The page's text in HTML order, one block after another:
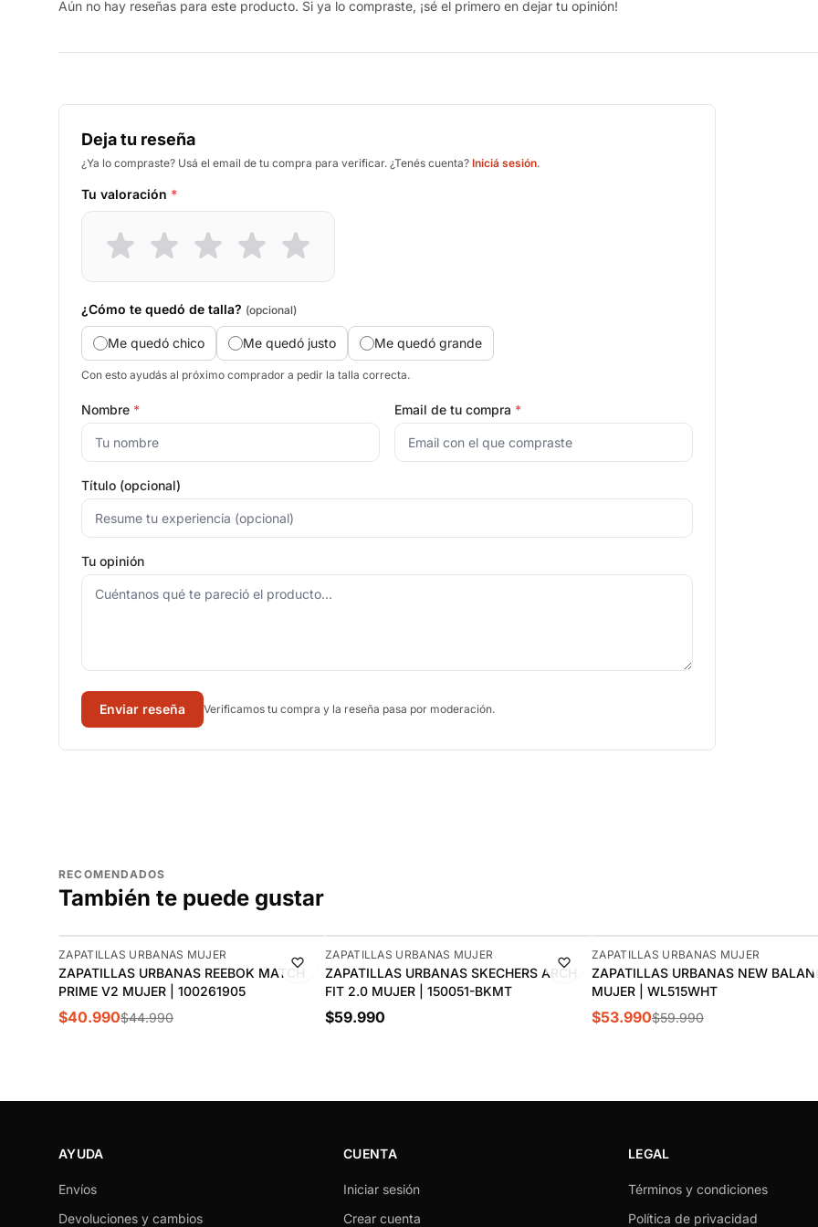
Aún no hay reseñas para este producto. Si ya lo compraste, ¡sé el primero en dejar tu opinión!
Deja tu reseña
¿Ya lo compraste? Usá el email de tu compra para verificar. ¿Tenés cuenta? Iniciá sesión.
Tu valoración *
¿Cómo te quedó de talla? (opcional)
Me quedó chico Me quedó justo Me quedó grande
Con esto ayudás al próximo comprador a pedir la talla correcta.
Nombre * Email de tu compra *
Título (opcional)
Tu opinión
Enviar reseña Verificamos tu compra y la reseña pasa por moderación.
RECOMENDADOS
También te puede gustar
-9%
ZAPATILLAS URBANAS MUJER
ZAPATILLAS URBANAS REEBOK MATCH
PRIME V2 MUJER | 100261905
$40.990$44.990
ZAPATILLAS URBANAS MUJER
ZAPATILLAS URBANAS SKECHERS ARCH
FIT 2.0 MUJER | 150051-BKMT
$59.990
-10%
ZAPATILLAS URBANAS MUJER
ZAPATILLAS URBANAS NEW
MUJER | WL515WHT
$53.990$59.990
AYUDA
Envíos
Devoluciones y cambios
CUENTA
Iniciar sesión
Crear cuenta
LEGAL
Términos y condiciones
Política de privacidad